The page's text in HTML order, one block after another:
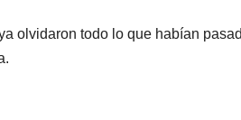
olvidaron todo lo que habían